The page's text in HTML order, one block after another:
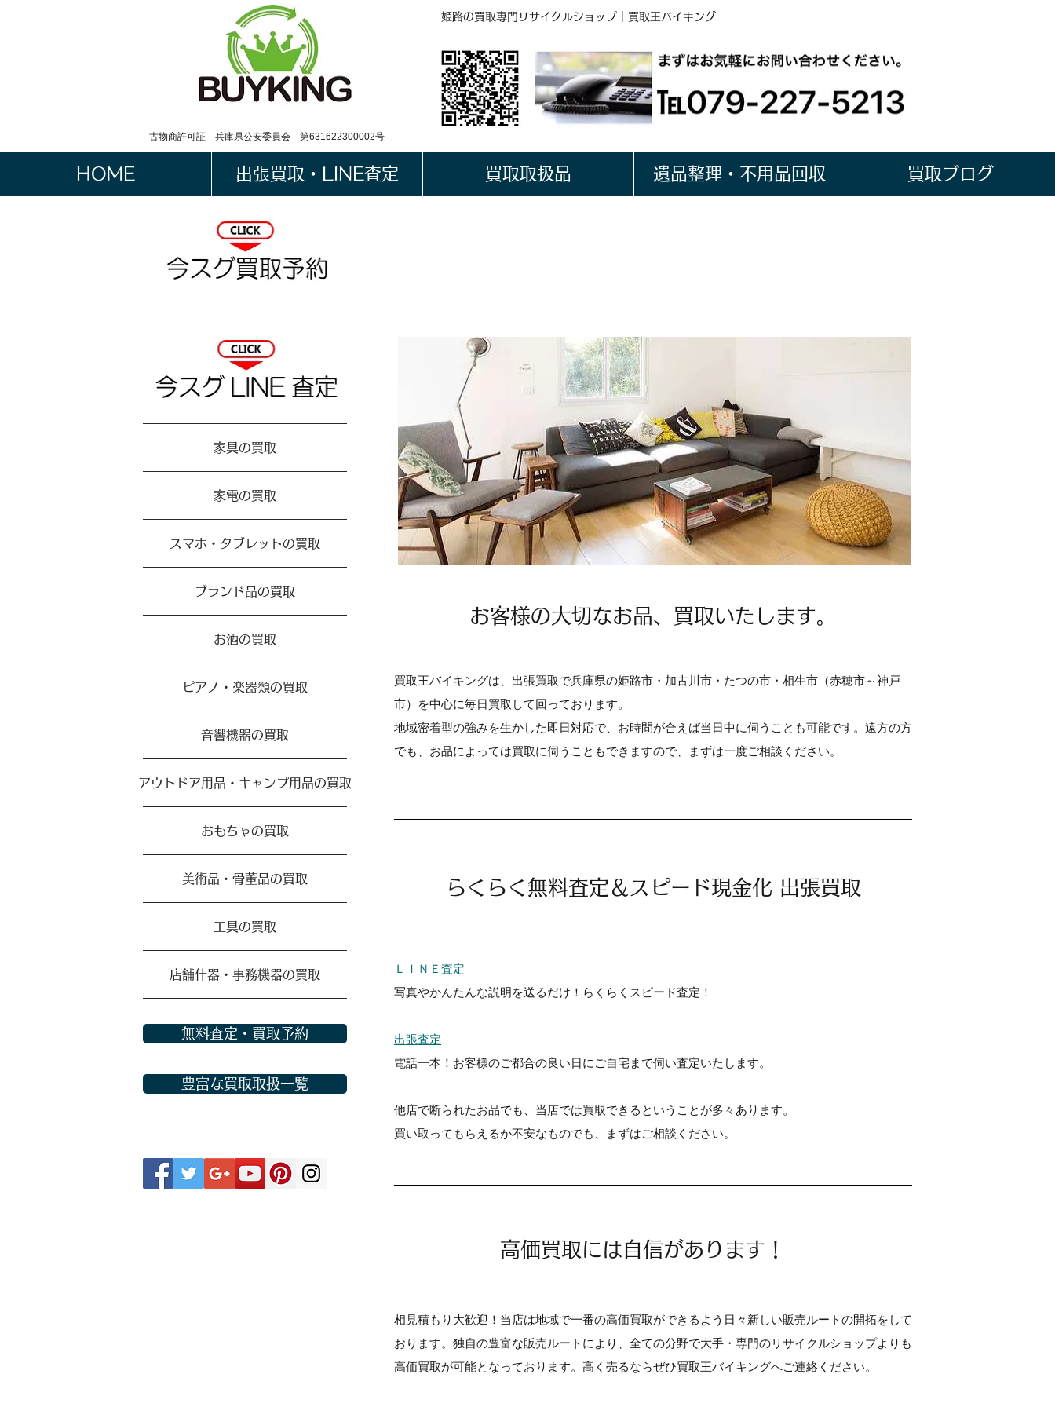
姫路の買取専門リサイクルショップ｜買取王バイキング
BUYKING
LINE QRコード
古物商許可証 兵庫県公安委員会 第631622300002号
HOME 出張買取・LINE査定 買取取扱品 遺品整理・不用品回収 買取ブログ
家具の買取
家電の買取
スマホ・タブレットの買取
ブランド品の買取
お酒の買取
ピアノ・楽器類の買取
音響機器の買取
アウトドア用品・キャンプ用品の買取
おもちゃの買取
美術品・骨董品の買取
工具の買取
店舗什器・事務機器の買取
無料査定・買取予約
豊富な買取取扱一覧
お客様の大切なお品、買取いたします。
買取王バイキングは、出張買取で兵庫県の姫路市・加古川市・たつの市・相生市（赤穂市～神戸
市）を中心に毎日買取して回っております。
地域密着型の強みを生かした即日対応で、お時間が合えば当日中に伺うことも可能です。遠方の方
でも、お品によっては買取に伺うこともできますので、まずは一度ご相談ください。
らくらく無料査定＆スピード現金化 出張買取
ＬＩＮＥ査定
写真やかんたんな説明を送るだけ！らくらくスピード査定！
出張査定
電話一本！お客様のご都合の良い日にご自宅まで伺い査定いたします。
他店で断られたお品でも、当店では買取できるということが多々あります。
買い取ってもらえるか不安なものでも、まずはご相談ください。
​高価買取には自信があります！
相見積もり大歓迎！当店は地域で一番の高価買取ができるよう日々新しい販売ルートの開拓をして
おります。独自の豊富な販売ルートにより、全ての分野で大手・専門のリサイクルショップよりも
高価買取が可能となっております。高く売るならぜひ買取王バイキングへご連絡ください。